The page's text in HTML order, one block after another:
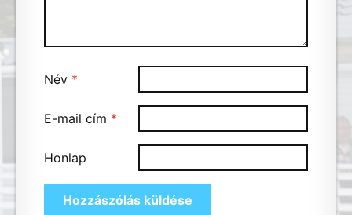
Név *
E-mail cím *
Honlap